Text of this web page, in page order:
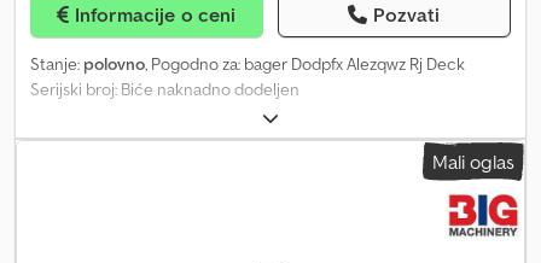
Informacije o ceni Pozvati
Stanje: polovno, Pogodno za: bager Dodpfx Alezqwz Rj Deck
Serijski broj: Biće naknadno dodeljen
Mali oglas